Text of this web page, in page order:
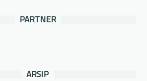
PARTNER
ARSIP